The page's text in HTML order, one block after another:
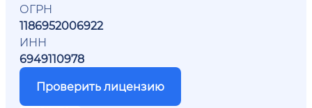
ОГРН
1186952006922
ИНН
6949110978
Проверить лицензию